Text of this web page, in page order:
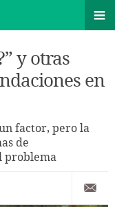
y otras
en
factor, pero la
de
problema